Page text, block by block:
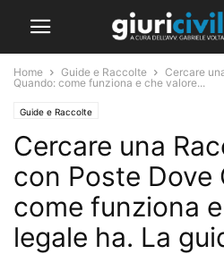
Home Guide e Raccolte
Cercare
Quando: come funziona e che valore...
Guide e Raccolte
Cercare una
con Poste Dove
come funziona
legale ha. La